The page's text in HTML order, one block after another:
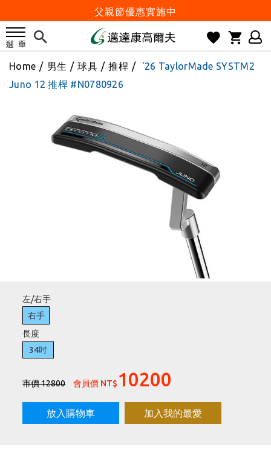
父親節優惠實施中
2026邁達康盃 開始受理報名
防詐騙! 勿信來路不明連結及優惠
歡迎體驗公益店Friends Screen模擬器
Golf Point 會員回饋積點
消費滿 $2000 享免運
Happy Father's Day
父親節優惠實施中
2026邁達康盃 開始受理報名
7月份 門市免費試打日程 已公佈!
防詐騙! 勿信來路不明連結及優惠
歡迎體驗公益店Friends Screen模擬器
Home / 男生 / 球具 / 推桿 /
'26 TaylorMade SYSTM2
Juno 12 推桿 #N0780926
左/右手
右手
長度
34吋
市價 12800 會員價 NT$ 10200
放入購物車 加入我的最愛